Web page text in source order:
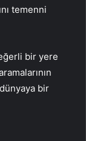
temenni
bir yere
bir